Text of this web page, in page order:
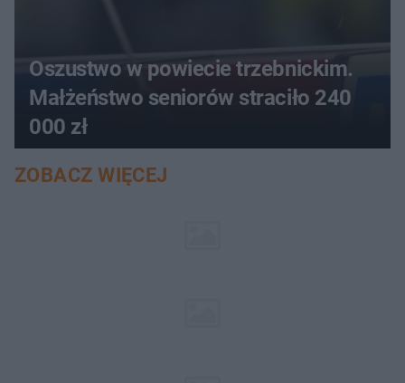
Oszustwo w powiecie trzebnickim.
Małżeństwo seniorów straciło 240
000 zł
ZOBACZ WIĘCEJ